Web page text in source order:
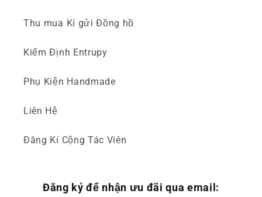
Thu mua Kí gửi Đồng hồ
Kiểm Định Entrupy
Phụ Kiện Handmade
Liên Hệ
Đăng Kí Cộng Tác Viên
Đăng ký để nhận ưu đãi qua email: